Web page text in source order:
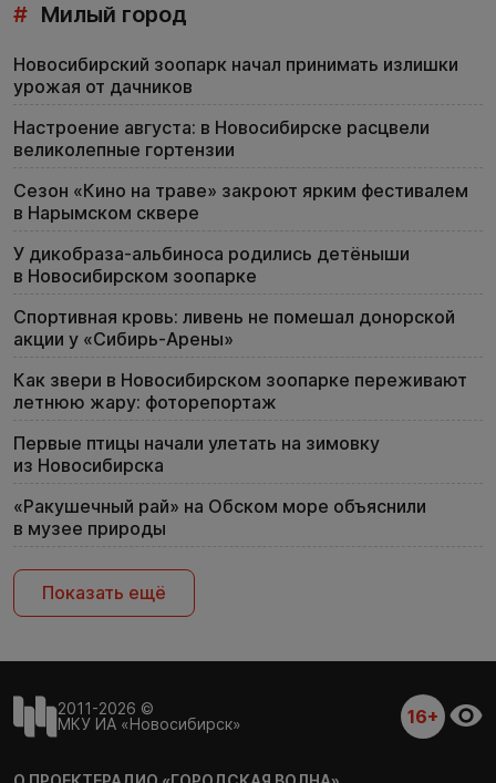
# Милый город
Новосибирский зоопарк начал принимать излишки
урожая от дачников
Настроение августа: в Новосибирске расцвели
великолепные гортензии
Сезон «Кино на траве» закроют ярким фестивалем
в Нарымском сквере
У дикобраза-альбиноса родились детёныши
в Новосибирском зоопарке
Спортивная кровь: ливень не помешал донорской
акции у «Сибирь-Арены»
Как звери в Новосибирском зоопарке переживают
летнюю жару: фоторепортаж
Первые птицы начали улетать на зимовку
из Новосибирска
«Ракушечный рай» на Обском море объяснили
в музее природы
Показать ещё
2011-2026 ©
МКУ ИА «Новосибирск»
16+